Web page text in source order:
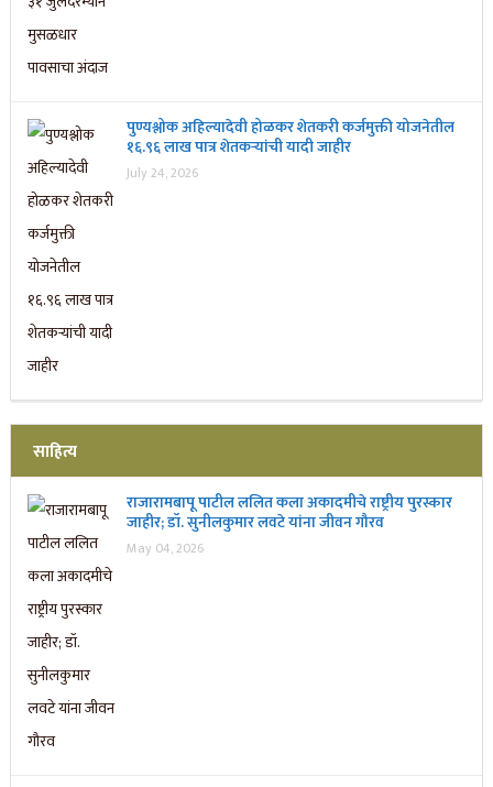
पुण्यश्लोक अहिल्यादेवी होळकर शेतकरी कर्जमुक्ती योजनेतील
१६.९६ लाख पात्र शेतकऱ्यांची यादी जाहीर
July 24, 2026
साहित्य
राजारामबापू पाटील ललित कला अकादमीचे राष्ट्रीय पुरस्कार
जाहीर; डॉ. सुनीलकुमार लवटे यांना जीवन गौरव
May 04, 2026